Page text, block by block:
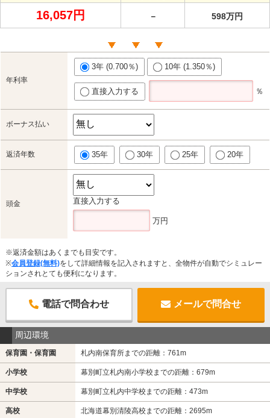
16,057円 － 598万円
年利率
3年 (0.700％) 10年 (1.350％)
直接入力する ％
ボーナス払い
返済年数 35年 30年 25年 20年
頭金 直接入力する
万円
※返済金額はあくまでも目安です。
※会員登録(無料)をして詳細情報を記入されますと、全物件が自動でシミュレー
ションされとても便利になります。
電話で問合わせ メールで問合せ
周辺環境
保育園・保育園 札内南保育所までの距離：761m
小学校 幕別町立札内南小学校までの距離：679m
中学校 幕別町立札内中学校までの距離：473m
高校 北海道幕別清陵高校までの距離：2695m